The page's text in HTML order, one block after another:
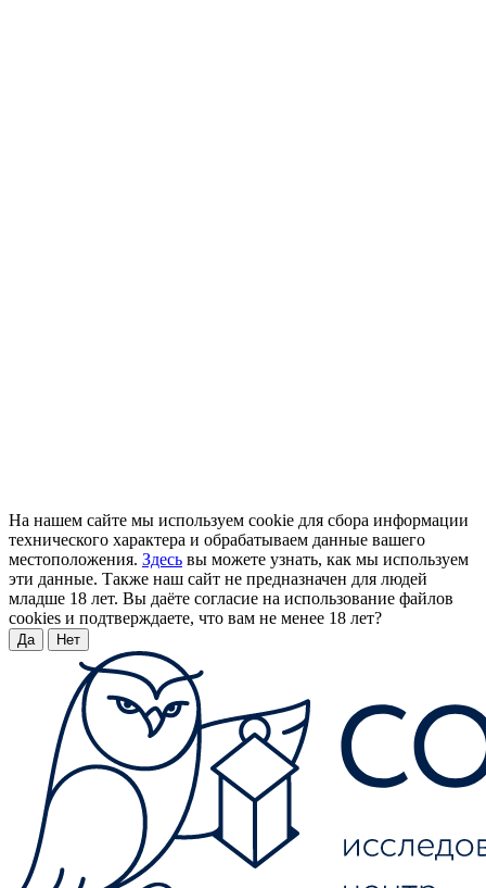
На нашем сайте мы используем cookie для сбора информации
технического характера и обрабатываем данные вашего
местоположения. Здесь вы можете узнать, как мы используем
эти данные. Также наш сайт не предназначен для людей
младше 18 лет. Вы даёте согласие на использование файлов
cookies и подтверждаете, что вам не менее 18 лет?
Да Нет